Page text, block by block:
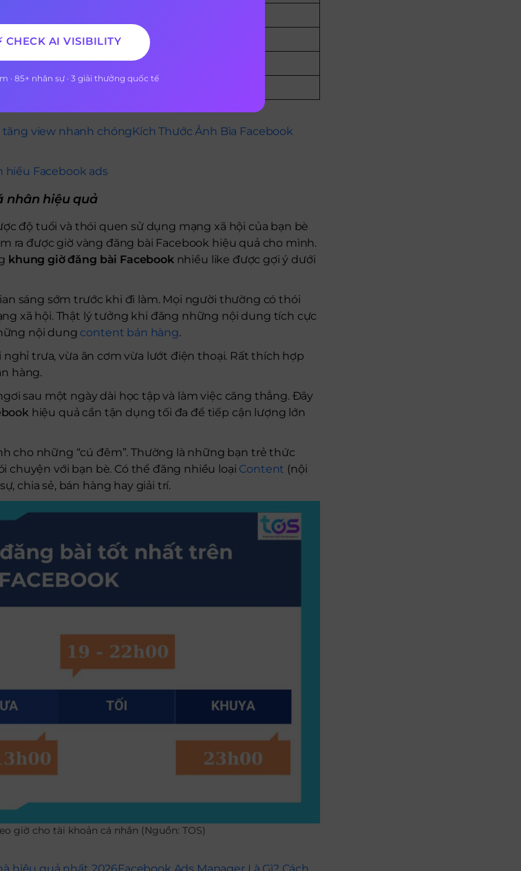
7-9h tối thứ Tư và thứ Năm.
chiều thứ Năm.
tăng view nhanh chóngKích Thước Ảnh Bìa Facebook
hiểu Facebook ads
nhân hiệu quả
độ tuổi và thói quen sử dụng mạng xã hội của bạn bè
ra được giờ vàng đăng bài Facebook hiệu quả cho mình.
khung giờ đăng bài Facebooknhiều like được gợi ý dưới
sáng sớm trước khi đi làm. Mọi người thường có thói
xã hội. Thật lý tưởng khi đăng những nội dung tích cực
nội dung content bán hàng.
trưa, vừa ăn cơm vừa lướt điện thoại. Rất thích hợp
hàng.
sau một ngày dài học tập và làm việc căng thẳng. Đây
hiệu quả cần tận dụng tối đa để tiếp cận lượng lớn
cho những “cú đêm”. Thường là những bạn trẻ thức
chuyện với bạn bè. Có thể đăng nhiều loại Content (nội
chia sẻ, bán hàng hay giải trí.
giờ cho tài khoản cá nhân (Nguồn: TOS)
CHECK AI VISIBILITY
· 85+ nhân sự · 3 giải thưởng quốc tế